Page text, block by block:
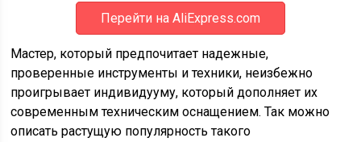
Перейти на AliExpress.com
Мастер, который предпочитает надежные,
проверенные инструменты и техники, неизбежно
проигрывает индивидууму, который дополняет их
современным техническим оснащением. Так можно
описать растущую популярность такого